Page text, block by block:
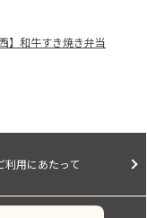
】和牛すき焼き弁当
利用にあたって